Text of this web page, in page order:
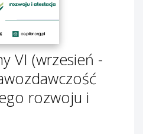
VI (wrzesień -
rozwoju i